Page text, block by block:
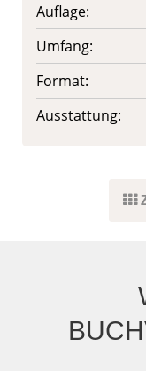
Auflage:
Umfang:
Format:
Ausstattung: